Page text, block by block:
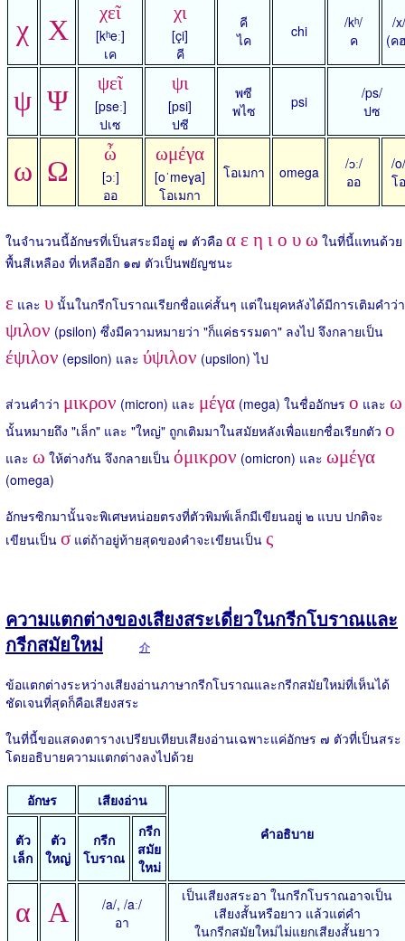
χ Χ
χεῖ
[kʰeː]
เค
χι
[çi]
คี
คี
ไค
chi
/kʰ/
ค
/x/
(ค
ψ Ψ
ψεῖ
[pseː]
ปเซ
ψι
[psi]
ปซี
พซี
พไซ
psi
/ps/
ปซ
ω Ω
ὦ
[ɔː]
ออ
ωμέγα
[oˈmeɣa]
โอเมกา
โอเมกา omega
/ɔː/
ออ
/o/
โอ
ในจำนวนนี้อักษรที่เป็นสระมีอยู่ ๗ ตัวคือ α ε η ι ο υ ω ในที่นี้แทนด้วย
พื้นสีเหลือง ที่เหลืออีก ๑๗ ตัวเป็นพยัญชนะ
ε และ υ นั้นในกรีกโบราณเรียกชื่อแค่สั้นๆ แต่ในยุคหลังได้มีการเติมคำว่า
ψιλον (psilon) ซึ่งมีความหมายว่า "ก็แค่ธรรมดา" ลงไป จึงกลายเป็น
έψιλον (epsilon) และ ύψιλον (upsilon) ไป
ส่วนคำว่า μικρον (micron) และ μέγα (mega) ในชื่ออักษร ο และ ω
นั้นหมายถึง "เล็ก" และ "ใหญ่" ถูกเติมมาในสมัยหลังเพื่อแยกชื่อเรียกตัว ο
และ ω ให้ต่างกัน จึงกลายเป็น όμικρον (omicron) และ ωμέγα
(omega)
อักษรซิกมานั้นจะพิเศษหน่อยตรงที่ตัวพิมพ์เล็กมีเขียนอยู่ ๒ แบบ ปกติจะ
เขียนเป็น σ แต่ถ้าอยู่ท้ายสุดของคำจะเขียนเป็น ς
ความแตกต่างของเสียงสระเดี่ยวในกรีกโบราณและ
กรีกสมัยใหม่
介
ข้อแตกต่างระหว่างเสียงอ่านภาษากรีกโบราณและกรีกสมัยใหม่ที่เห็นได้
ชัดเจนที่สุดก็คือเสียงสระ
ในที่นี้ขอแสดงตารางเปรียบเทียบเสียงอ่านเฉพาะแค่อักษร ๗ ตัวที่เป็นสระ
โดยอธิบายความแตกต่างลงไปด้วย
อักษร
เสียงอ่าน
คำอธิบาย
ตัว
เล็ก
ตัว
ใหญ่
กรีก
โบราณ
กรีก
สมัย
ใหม่
α Α
/a/, /aː/
อา
เป็นเสียงสระอา ในกรีกโบราณอาจเป็น
เสียงสั้นหรือยาว แล้วแต่คำ
ในกรีกสมัยใหม่ไม่แยกเสียงสั้นยาว